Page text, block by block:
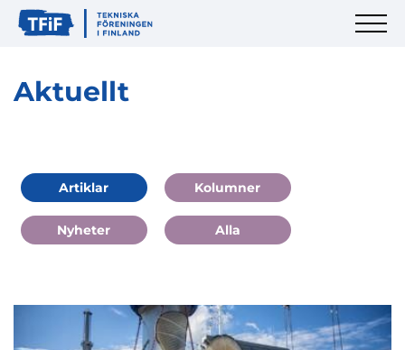
Aktuellt
Artiklar Kolumner
Nyheter Alla